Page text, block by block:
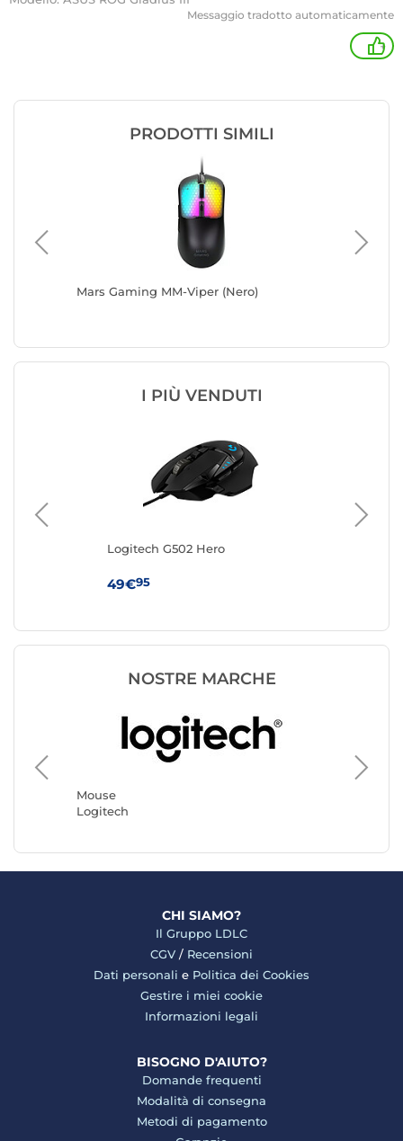
Messaggio tradotto automaticamente
+
PRODOTTI SIMILI
Mars Gaming MM-Viper (Nero)
I PIÙ VENDUTI
Logitech G502 Hero
49€95
NOSTRE MARCHE
Mouse
Logitech
Mouse
Razer
CHI SIAMO?
Il Gruppo LDLC
CGV / Recensioni
Dati personali e Politica dei Cookies
Gestire i miei cookie
Informazioni legali
BISOGNO D'AIUTO?
Domande frequenti
Modalità di consegna
Metodi di pagamento